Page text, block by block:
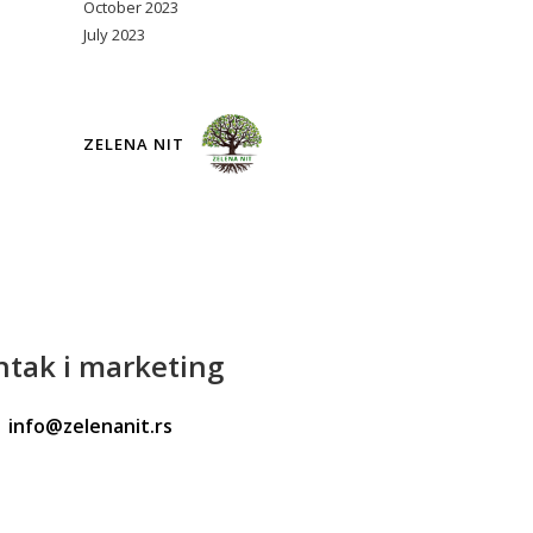
October 2023
July 2023
ZELENA NIT
i marketing
info@zelenanit.rs